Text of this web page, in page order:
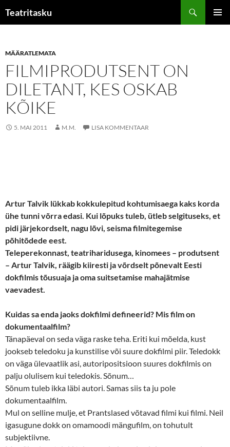
sisu
Teatritasku
MÄÄRATLEMATA
FILMIPRODUTSENT ON
DILETANT, KES OSKAB
KÕIKE
5. MAI 2011 M.M. LISA KOMMENTAAR
Artur Talvik lükkab kokkulepitud kohtumisaega kaks korda
ühe tunni võrra edasi. Kui lõpuks tuleb, ütleb selgituseks, et
pidi järjekordselt, nagu lõvi, seisma filmitegemise
põhitõdede eest.
Teleperekonnast, teatriharidusega, kinomees – produtsent
– Artur Talvik, räägib kiiresti ja võrdselt põnevalt Eesti
dokfilmis tõusuaja ja oma suitsetamise mahajätmise
vaevadest.
Kuidas sa enda jaoks dokfilmi defineerid? Mis film on
dokumentaalfilm?
Tänapäeval on seda väga raske teha. Eriti kui mõelda, kust
jookseb teledoku ja kunstilise või suure dokfilmi piir. Teledokk
on väga ülevaatlik asi, autoripositsioon suures dokfilmis on
palju olulisem kui teledokis. Sõnum…
Sõnum tuleb ikka läbi autori. Samas siis ta ju pole
dokumentaalfilm.
Mul on selline mulje, et Prantslased võtavad filmi kui filmi. Neil
igasugune dokk on omamoodi mängufilm, on tohutult
subjektiivne.